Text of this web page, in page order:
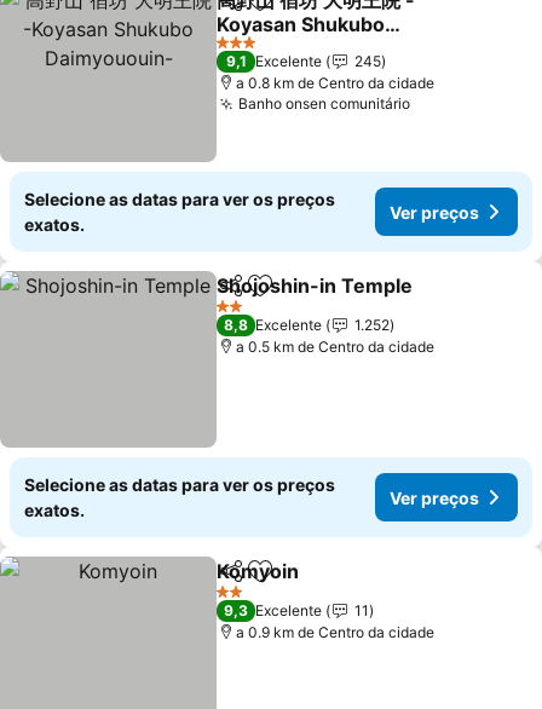
PartilharAdicionar aos favoritos
Koyasan Shukubo
Daimyououin-
Ver preços
3 Estrelas
9,1 Excelente
245
a 0.8 km de Centro da cidade
Banho onsen comunitárioVer preços
Selecione as datas para ver os preços
exatos.
Ver preços
PartilharAdicionar aos favoritos
Shojoshin-in Temple
2 Estrelas
8,8 Excelente
1.252
a 0.5 km de Centro da cidade
Selecione as datas para ver os preços
exatos.
Ver preços
PartilharAdicionar aos favoritos
Komyoin
2 Estrelas
9,3 Excelente
11
a 0.9 km de Centro da cidade